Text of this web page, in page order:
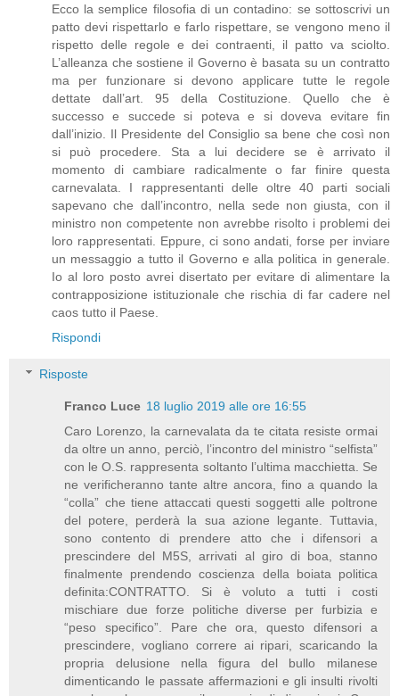
Ecco la semplice filosofia di un contadino: se sottoscrivi un
patto devi rispettarlo e farlo rispettare, se vengono meno il
rispetto delle regole e dei contraenti, il patto va sciolto.
L’alleanza che sostiene il Governo è basata su un contratto
ma per funzionare si devono applicare tutte le regole
dettate dall’art. 95 della Costituzione. Quello che è
successo e succede si poteva e si doveva evitare fin
dall’inizio. Il Presidente del Consiglio sa bene che così non
si può procedere. Sta a lui decidere se è arrivato il
momento di cambiare radicalmente o far finire questa
carnevalata. I rappresentanti delle oltre 40 parti sociali
sapevano che dall’incontro, nella sede non giusta, con il
ministro non competente non avrebbe risolto i problemi dei
loro rappresentati. Eppure, ci sono andati, forse per inviare
un messaggio a tutto il Governo e alla politica in generale.
Io al loro posto avrei disertato per evitare di alimentare la
contrapposizione istituzionale che rischia di far cadere nel
caos tutto il Paese.
Rispondi
Risposte
Franco Luce 18 luglio 2019 alle ore 16:55
Caro Lorenzo, la carnevalata da te citata resiste ormai
da oltre un anno, perciò, l’incontro del ministro “selfista”
con le O.S. rappresenta soltanto l’ultima macchietta. Se
ne verificheranno tante altre ancora, fino a quando la
“colla” che tiene attaccati questi soggetti alle poltrone
del potere, perderà la sua azione legante. Tuttavia,
sono contento di prendere atto che i difensori a
prescindere del M5S, arrivati al giro di boa, stanno
finalmente prendendo coscienza della boiata politica
definita:CONTRATTO. Si è voluto a tutti i costi
mischiare due forze politiche diverse per furbizia e
“peso specifico”. Pare che ora, questo difensori a
prescindere, vogliano correre ai ripari, scaricando la
propria delusione nella figura del bullo milanese
dimenticando le passate affermazioni e gli insulti rivolti